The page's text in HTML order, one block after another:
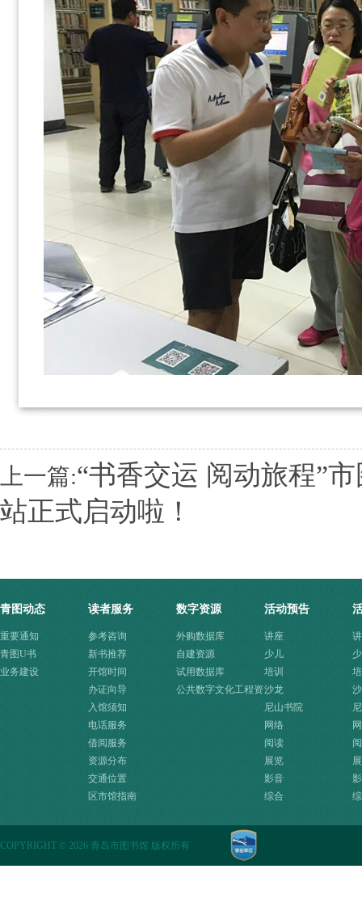
上一篇:“书香交运 阅动旅程”
站正式启动啦！
青图动态
重要通知
青图U书
业务建设
读者服务
参考咨询
新书推荐
开馆时间
办证向导
入馆须知
电话服务
借阅服务
资源分布
交通位置
区市馆指南
数字资源
外购数据库
自建资源
试用数据库
公共数字文化工程资
活动预告
讲座
少儿
培训
沙龙
尼山书院
网络
阅读
展览
影音
综合
COPYRIGHT © 2026 青岛市图书馆 版权所有